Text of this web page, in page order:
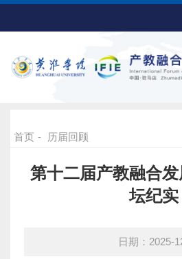
首页 - 历届回顾
第十二届产教融合
坛纪实
日期：2025-